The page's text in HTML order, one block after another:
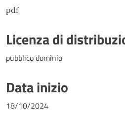
pdf
Licenza di
pubblico dominio
Data inizio
18/10/2024